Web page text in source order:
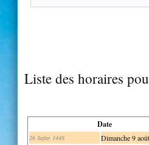
Liste des horaires
Date
26 Safar 1448 Dimanche 9 août